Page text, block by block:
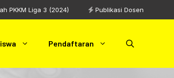
PKKM Liga 3 (2024) Publikasi Dosen
Pendaftaran